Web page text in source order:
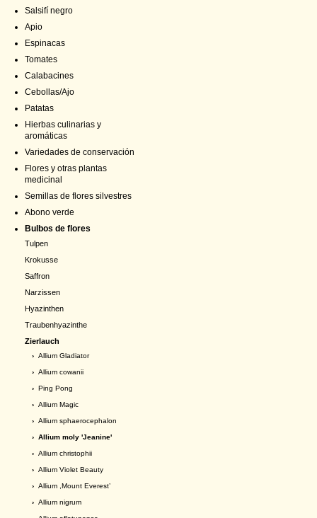
Salsifí negro
Apio
Espinacas
Tomates
Calabacines
Cebollas/Ajo
Patatas
Hierbas culinarias y
aromáticas
Variedades de conservación
Flores y otras plantas
medicinal
Semillas de flores silvestres
Abono verde
Bulbos de flores
Tulpen
Krokusse
Saffron
Narzissen
Hyazinthen
Traubenhyazinthe
Zierlauch
› Allium Gladiator
› Allium cowanii
› Ping Pong
› Allium Magic
› Allium sphaerocephalon
› Allium moly 'Jeanine'
› Allium christophii
› Allium Violet Beauty
› Allium ,Mount Everest’
› Allium nigrum